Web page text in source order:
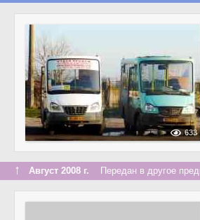
633
↑ Август 2008 г. Передан в другое